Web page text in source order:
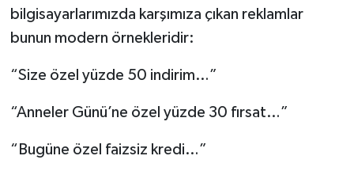
bilgisayarlarımızda karşımıza çıkan reklamlar
bunun modern örnekleridir:
“Size özel yüzde 50 indirim…”
“Anneler Günü’ne özel yüzde 30 fırsat…”
“Bugüne özel faizsiz kredi…”